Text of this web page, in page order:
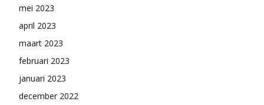
mei 2023
april 2023
maart 2023
februari 2023
januari 2023
december 2022